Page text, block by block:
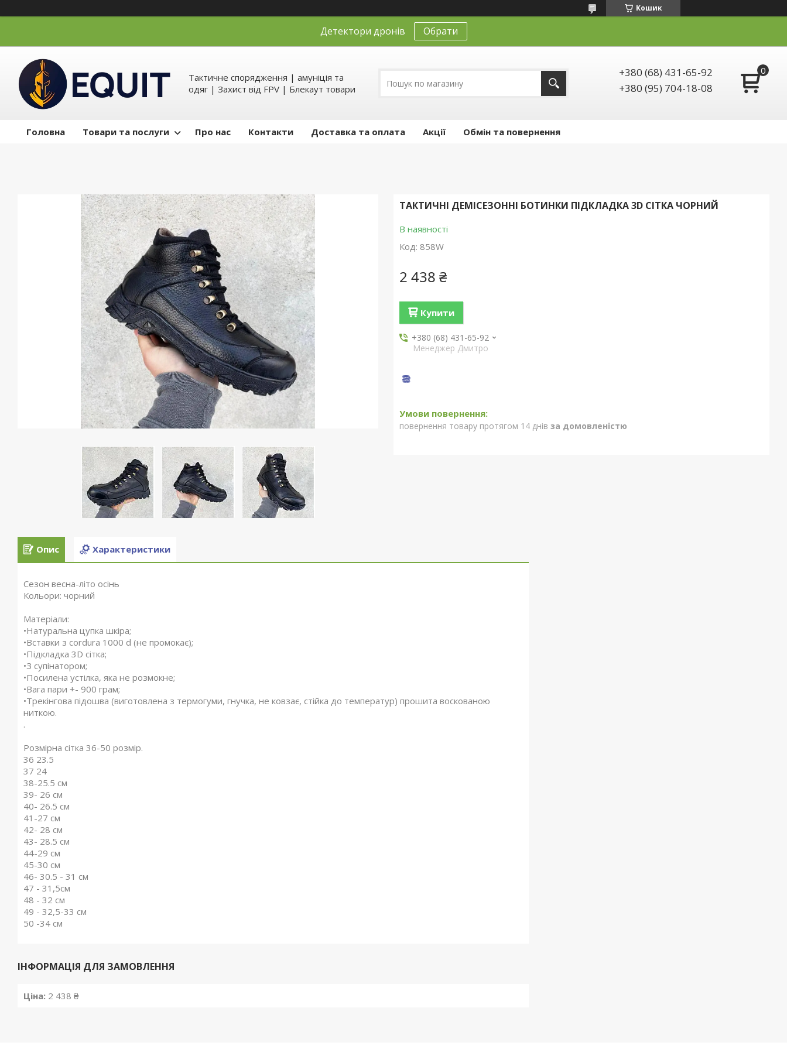
Кошик
Детектори дронів Обрати
Тактичне спорядження | амуніція та
одяг | Захист від FPV | Блекаут товари
+380 (68) 431-65-92
+380 (95) 704-18-08
Головна Товари та послуги Про нас Контакти Доставка та оплата Акції Обмін та повернення
ТАКТИЧНІ ДЕМІСЕЗОННІ БОТИНКИ ПІДКЛАДКА 3D СІТКА ЧОРНИЙ
В наявності
Код: 858W
2 438 ₴
Купити
+380 (68) 431-65-92
Менеджер Дмитро
повернення товару протягом 14 днів за домовленістю
Опис Характеристики
Сезон весна-літо осінь
Кольори: чорний
Матеріали:
•Натуральна цупка шкіра;
•Вставки з cordura 1000 d (не промокає);
•Підкладка 3D сітка;
•З супінатором;
•Посилена устілка, яка не розмокне;
•Вага пари +- 900 грам;
•Трекінгова підошва (виготовлена з термогуми, гнучка, не ковзає, стійка до температур) прошита воскованою
ниткою.
.
Розмірна сітка 36-50 розмір.
36 23.5
37 24
38-25.5 см
39- 26 см
40- 26.5 см
41-27 см
42- 28 см
43- 28.5 см
44-29 см
45-30 см
46- 30.5 - 31 см
47 - 31,5см
48 - 32 см
49 - 32,5-33 см
50 -34 см
ІНФОРМАЦІЯ ДЛЯ ЗАМОВЛЕННЯ
Ціна: 2 438 ₴